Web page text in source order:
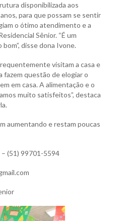
disponibilizada aos
para que possam se sentir
o ótimo atendimento e a
Sênior. “É um
disse dona Ivone.
visitam a casa e
fazem questão de elogiar o
em casa. A alimentação e o
muito satisfeitos”, destaca
aumentando e restam poucas
(51) 99701-5594